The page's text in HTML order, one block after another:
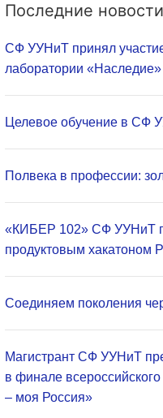
Последние новости
СФ УУНиТ принял
лаборатории «Наследие»
Целевое обучение в СФ
Полвека в профессии:
«КИБЕР 102» СФ УУНиТ
продуктовым хакатоном
Соединяем поколения
Магистрант СФ УУНиТ
в финале
– моя Россия»